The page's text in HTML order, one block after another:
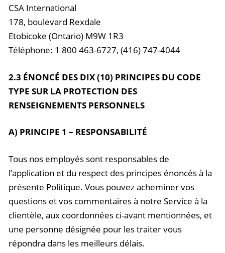
CSA International
178, boulevard Rexdale
Etobicoke (Ontario) M9W 1R3
Téléphone: 1 800 463-6727, (416) 747-4044
2.3 ÉNONCÉ DES DIX (10) PRINCIPES DU CODE
TYPE SUR LA PROTECTION DES
RENSEIGNEMENTS PERSONNELS
A) PRINCIPE 1 – RESPONSABILITÉ
Tous nos employés sont responsables de
l’application et du respect des principes énoncés à la
présente Politique. Vous pouvez acheminer vos
questions et vos commentaires à notre Service à la
clientèle, aux coordonnées ci-avant mentionnées, et
une personne désignée pour les traiter vous
répondra dans les meilleurs délais.